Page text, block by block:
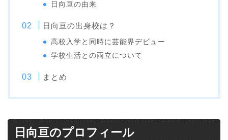
日向亘の由来
日向亘の出身校は？
高校入学と同時に芸能界デビュー
学校生活との両立について
まとめ
日向亘のプロフィール